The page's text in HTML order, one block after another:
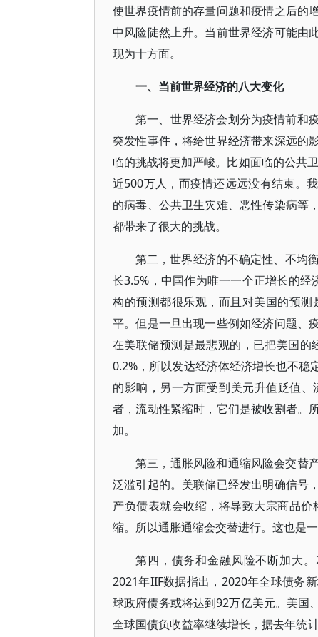
使世界疫情前的存量问题和疫情之后的
中风险陡然上升。当前世界经济可能由
现为十方面。
一、当前世界经济的八大变化
第一、世界经济会划分为疫情前和
突发性事件，将给世界经济带来深远的
临的挑战将更加严峻。比如面临的公共
近500万人，而疫情还远远没有结束。
的病毒、公共卫生灾难、恶性传染病等
都带来了很大的挑战。
第二，世界经济的不确定性、不均
长3.5%，中国作为唯一一个正增长的
构的预测都很乐观，而且对美国的预
平。但是一旦出现一些例如经济问题、
在美联储预测是最悲观的，已把美国
0.2%，所以发达经济体经济增长也不
的影响，另一方面受到美元升值贬值
者，流动性紧缩时，它们是被收割者。
加。
第三，通胀风险和通缩风险会交替
泛滥引起的。美联储已经发出明确信号
产负债表就会收缩，将导致大宗商品
缩。所以通胀通缩会交替进行。这也是一
第四，债务和金融风险不断加大
2021年IIF数据指出，2020年全球债务
球政府债务或将达到92万亿美元。美国
全球国债负收益率继续增长，据去年统